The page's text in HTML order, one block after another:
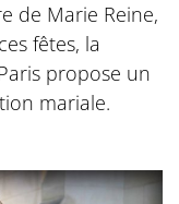
de Marie Reine,
fêtes, la
propose un
mariale.